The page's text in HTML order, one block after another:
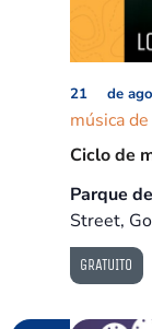
Ciclo de
21 de
música
Parque
Street,
GRATUITO